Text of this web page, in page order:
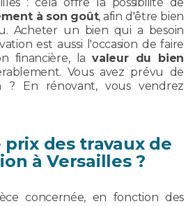
à son goût, afin d'être bien
Acheter un bien qui a besoin
est aussi l'occasion de faire
financière, lavaleur du bien
Vous avez prévu de
? En rénovant, vous vendrez
prix des travaux de
à Versailles ?
concernée, en fonction des